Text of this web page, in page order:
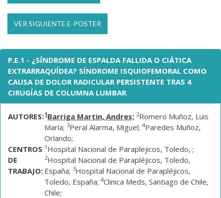
VER SIGUIENTE E-POSTER
P.E.1 - ¿SÍNDROME DE ESPALDA FALLIDA O CIÁTICA
EXTRARRAQUÍDEA? SÍNDROME ISQUIOFEMORAL COMO
CAUSA DE DOLOR RADICULAR PERSISTENTE TRAS 4
CIRUGÍAS DE COLUMNA LUMBAR
AUTORES:1Barriga Martin, Andres; 2Romero Muñoz, Luis
María; 3Peral Alarma, Miguel;4Paredes Muñoz,
Orlando;
CENTROS
DE
TRABAJO:
1 Hospital Nacional de Paraplejicos, Toledo, ;
2Hospital Nacional de Parapléjicos, Toledo,
España; 3Hospital Nacional de Parapléjicos,
Toledo, España;4Clinica Meds, Santiago de Chile,
Chile;